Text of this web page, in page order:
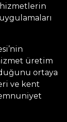
üretim
ortaya
ve kent